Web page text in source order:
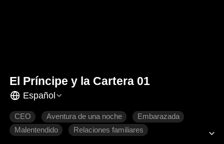
El Príncipe y la Cartera 01
Español
CEO Aventura de una noche
Embarazada
Malentendido
Relaciones familiares